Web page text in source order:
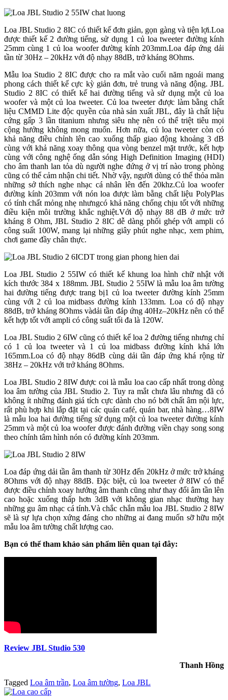
Loa JBL Studio 2 8IC có thiết kế đơn giản, gọn gàng và tiện lợi.Loa
được thiết kế 2 đường tiếng, sử dụng 1 củ loa tweeter đường kính
25mm cùng 1 củ loa woofer đường kính 203mm.Loa đáp ứng dải
tần từ 30Hz – 20kHz với độ nhạy 88dB, trở kháng 8Ohms.
Mẫu loa Studio 2 8IC được cho ra mắt vào cuối năm ngoái mang
phong cách thiết kế cực kỳ giản đơn, trẻ trung và năng động. JBL
Studio 2 8IC có thiết kế hai đường tiếng và sử dụng một củ loa
woofer và một củ loa tweeter. Củ loa tweeter được làm bằng chất
liệu CMMD Lite độc quyền của nhà sản xuất JBL, đây là chất liệu
cứng gấp 3 lần titanium nhưng siêu nhẹ nên có thể triệt tiêu mọi
cộng hưởng không mong muốn. Hơn nữa, củ loa tweeter còn có
khả năng điều chỉnh lên cao xuống thấp giao động khoảng 3 dB
cùng với khả năng xoay thông qua vòng benzel mặt trước, kết hợp
cùng với công nghệ ống dẫn sóng High Definition Imaging (HDI)
cho âm thanh lan tỏa dù người nghe đứng ở vị trí nào trong phòng
cũng có thể cảm nhận chi tiết. Nhờ vậy, người dùng có thể thỏa mãn
những sở thích nghe nhạc cá nhân lên đến 20khz.Củ loa woofer
đường kính 203mm với nón loa được làm bằng chất liệu PolyPlas
có tính chất mỏng nhẹ nhưngcó khả năng chống chịu tốt với những
điều kiện môi trường khắc nghiệt.Với độ nhạy 88 dB ở mức trở
kháng 8 Ohm, JBL Studio 2 8IC dễ dàng phối ghép với ampli có
công suất 100W, mang lại những giây phút nghe nhạc, xem phim,
chơi game đầy chân thực.
Loa JBL Studio 2 55IW có thiết kế khung loa hình chữ nhật với
kích thước 384 x 188mm. JBL Studio 2 55IW là mẫu loa âm tường
hai đường tiếng được trang bị1 củ loa tweeter đường kính 25mm
cùng với 2 củ loa midbass đường kính 133mm. Loa có độ nhạy
88dB, trở kháng 8Ohms vàdải tần đáp ứng 40Hz–20kHz nên có thể
kết hợp tốt với ampli có công suất tối đa là 120W.
Loa JBL Studio 2 6IW cũng có thiết kế loa 2 đường tiếng nhưng chỉ
có 1 củ loa tweeter và 1 củ loa midbass đường kính khá lớn
165mm.Loa có độ nhạy 86dB cùng dải tần đáp ứng khá rộng từ
38Hz – 20kHz với trở kháng 8Ohms.
Loa JBL Studio 2 8IW được coi là mẫu loa cao cấp nhất trong dòng
loa âm tường của JBL Studio 2. Tuy ra mắt chưa lâu nhưng đã có
không ít những đánh giá tích cực dành cho nó bởi chất âm nội lực,
rất phù hợp khi lắp đặt tại các quán café, quán bar, nhà hàng…8IW
là mẫu loa hai đường tiếng sử dụng một củ loa tweeter đường kính
25mm và một củ loa woofer được đánh đường viền chạy song song
theo chính tâm hình nón có đường kính 203mm.
Loa đáp ứng dải tần âm thanh từ 30Hz đến 20kHz ở mức trở kháng
8Ohms với độ nhạy 88dB. Đặc biệt, củ loa tweeter ở 8IW có thể
được điều chỉnh xoay hướng âm thanh cũng như thay đổi âm tần lên
cao hoặc xuống thấp hơn 3dB với không gian nhạc thường hay
những gu âm nhạc cá tính.Và chắc chắn mẫu loa JBL Studio 2 8IW
sẽ là sự lựa chọn xứng đáng cho những ai đang muốn sỡ hữu một
mẫu loa âm tường chất lượng cao.
Bạn có thể tham khảo sản phẩm liên quan tại đây:
Review JBL Studio 530
Thanh Hồng
Tagged Loa âm trần, Loa âm tường, Loa JBL